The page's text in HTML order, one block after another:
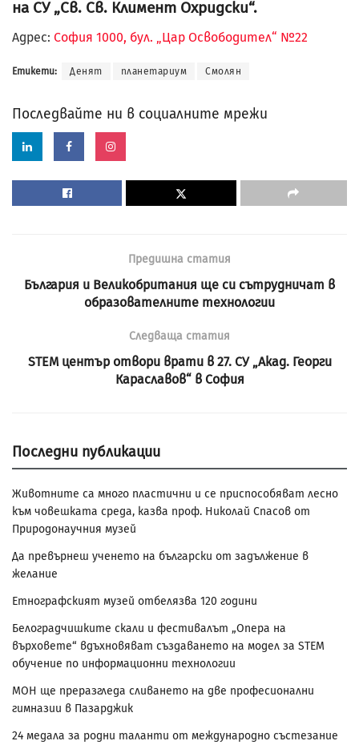
на СУ „Св. Св. Климент Охридски“.
Адрес: София 1000, бул. „Цар Освободител“ №22
Етикети: Денят планетариум Смолян
Последвайте ни в социалните мрежи
Предишна статия
България и Великобритания ще си сътрудничат в
образователните технологии
Следваща статия
STEM център отвори врати в 27. СУ „Акад. Георги
Караславов“ в София
Последни публикации
Животните са много пластични и се приспособяват лесно
към човешката среда, казва проф. Николай Спасов от
Природонаучния музей
Да превърнеш ученето на български от задължение в
желание
Етнографският музей отбелязва 120 години
Белоградчишките скали и фестивалът „Опера на
върховете“ вдъхновяват създаването на модел за STEM
обучение по информационни технологии
МОН ще преразгледа сливането на две професионални
гимназии в Пазарджик
24 медала за родни таланти от международно състезание